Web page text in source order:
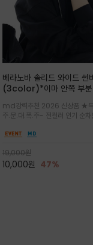
베라노바 솔리드 와이드 썬
(3color)*이마 안쪽 부분
노바 심볼 전사 인쇄
Printing)뒷밴딩으로 사이
능해 누구나 안정적으로 착용
md강력추천 2026 신상품 ★
주.문.대.폭.주- 전컬러 인기 순
일 보송보송한 스킨케어 핏
프,여행까지~~
19,000원
10,000원 47%